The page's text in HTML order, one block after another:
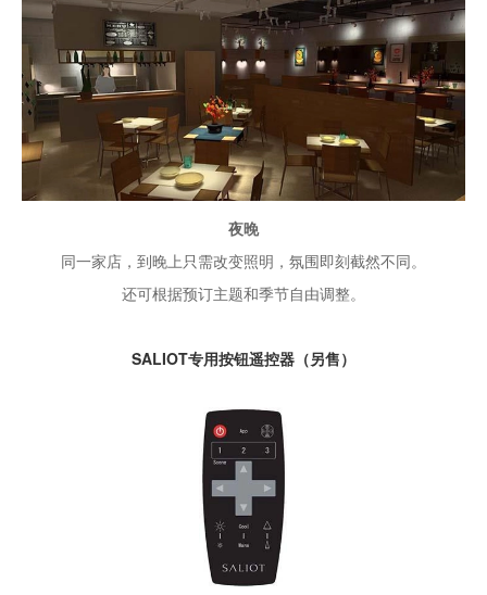
夜晚
同一家店，到晚上只需改变照明，氛围即刻截然不同。
还可根据预订主题和季节自由调整。
SALIOT专用按钮遥控器（另售）